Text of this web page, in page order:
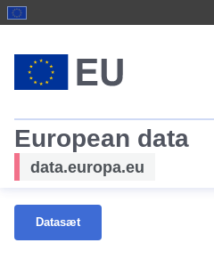
European data
data.europa.eu
Datasæt